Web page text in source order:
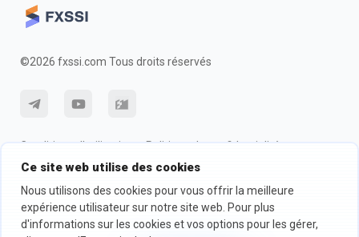
Ce site web utilise des cookies
Nous utilisons des cookies pour vous offrir la meilleure
expérience utilisateur sur notre site web. Pour plus
d'informations sur les cookies et vos options pour les gérer,
©2026 fxssi.com Tous droits réservés
Conditions d'utilisation
Politique de confidentialité
Information sur les risques
Politique des cookie
Site Web exploité par FXSSI LTD Numéro d'enregistrement : 13534801